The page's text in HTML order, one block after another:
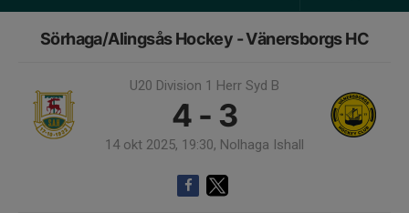
Sörhaga/Alingsås Hockey - Vänersborgs HC
U20 Division 1 Herr Syd B
4 - 3
14 okt 2025, 19:30, Nolhaga Ishall